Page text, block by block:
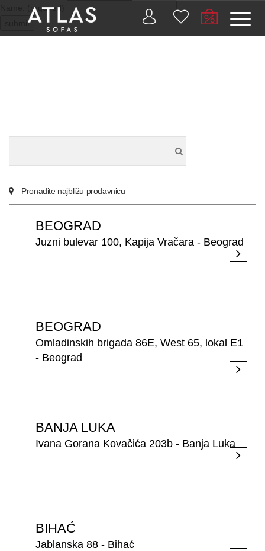
Name: (required)
submit
KONTAKT
BUSINESS
PRETRAŽITE
ZAKAŽITE
SASTANAK
SA NAŠIM
ARHITEKTOM
SR
Pronađite najbližu prodavnicu
BEOGRAD
Juzni bulevar 100, Kapija Vračara - Beograd
BEOGRAD
Omladinskih brigada 86E, West 65, lokal E1
- Beograd
BANJA LUKA
Ivana Gorana Kovačića 203b - Banja Luka
BIHAĆ
Jablanska 88 - Bihać